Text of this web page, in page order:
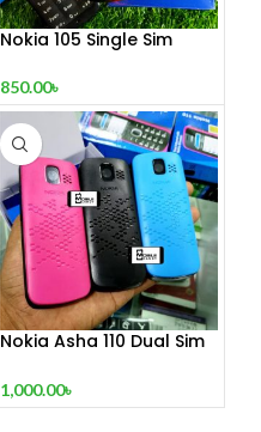
Nokia 105 Single Sim
850.00৳
Nokia Asha 110 Dual Sim
1,000.00৳